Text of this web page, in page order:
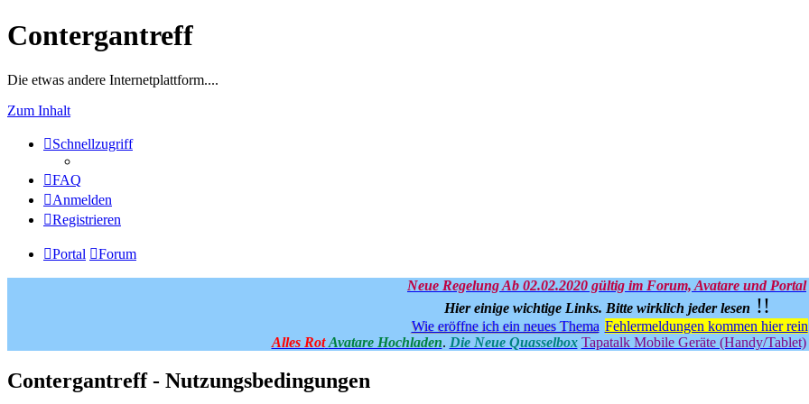
Contergantreff
Die etwas andere Internetplattform....
Zum Inhalt
Schnellzugriff
FAQ
Anmelden
Registrieren
Portal Forum
Neue Regelung Ab 02.02.2020 gültig im Forum, Avatare und Portal
Hier einige wichtige Links. Bitte wirklich jeder lesen !!
Wie eröffne ich ein neues Thema Fehlermeldungen kommen hier rein
Alles Rot Avatare Hochladen. Die Neue Quasselbox Tapatalk Mobile Geräte (Handy/Tablet)
Contergantreff - Nutzungsbedingungen